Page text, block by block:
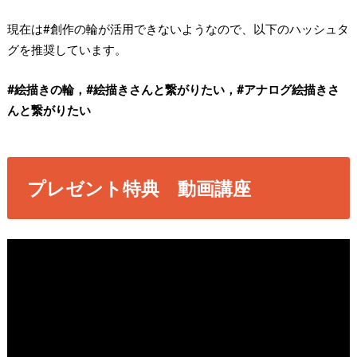
現在は#創作の輪が活用できないようなので、以下のハッシュタ
グを推奨しています。
#絵描きの輪，#絵描きさんと繋がりたい，#アナログ絵描きさ
んと繋がりたい
プレゼント特典 動画講座